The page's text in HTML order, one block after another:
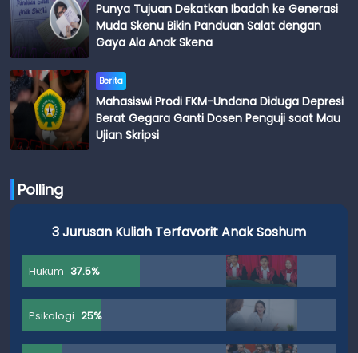
Punya Tujuan Dekatkan Ibadah ke Generasi
Muda Skenu Bikin Panduan Salat dengan
Gaya Ala Anak Skena
Berita
Mahasiswi Prodi FKM-Undana Diduga Depresi
Berat Gegara Ganti Dosen Penguji saat Mau
Ujian Skripsi
Polling
3 Jurusan Kuliah Terfavorit Anak Soshum
Hukum 37.5%
Psikologi 25%